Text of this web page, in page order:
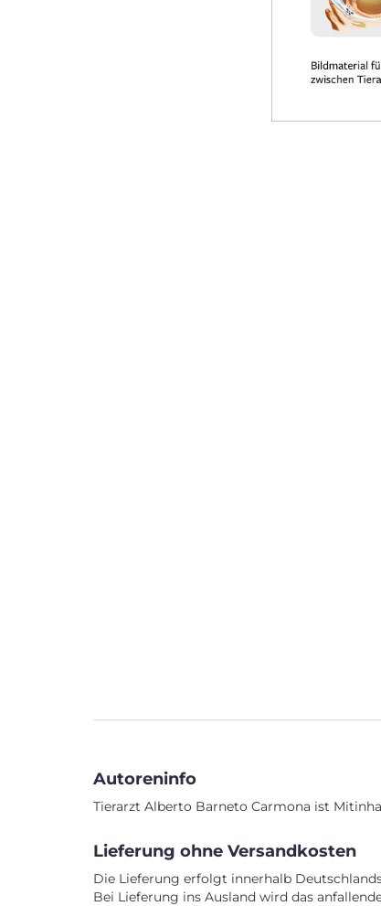
Autoreninfo
Tierarzt Alberto Barneto Carmona ist
Lieferung ohne Versandkosten
Die Lieferung erfolgt innerhalb
Bei Lieferung ins Ausland wird das